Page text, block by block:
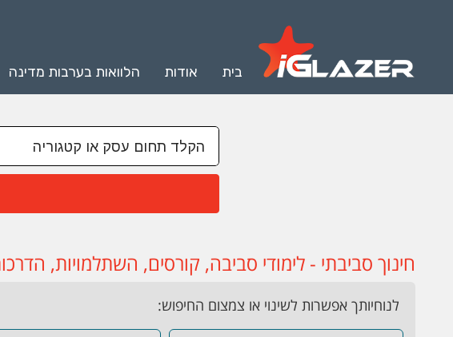
בית אודות הלוואות בערבות מדינה
חינוך סביבתי - לימודי סביבה, קורסים, השתלמויות,
לנוחיותך אפשרות לשינוי או צמצום החיפוש: